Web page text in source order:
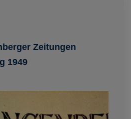
Zeitungen
1949